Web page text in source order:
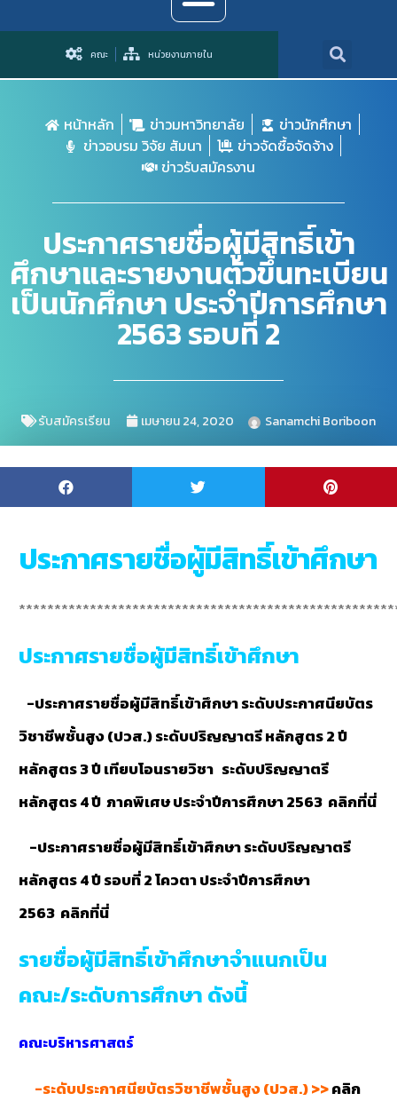
คณะ หน่วยงานภายใน
หน้าหลัก ข่าวมหาวิทยาลัย
ข่าวนักศึกษา
ข่าวอบรม วิจัย สัมนา
ข่าวจัดซื้อจัดจ้าง
ข่าวรับสมัครงาน
ประกาศรายชื่อผู้มีสิทธิ์เข้า
ศึกษาและรายงานตัวขึ้นทะเบียน
เป็นนักศึกษา ประจำปีการศึกษา
2563 รอบที่ 2
รับสมัครเรียน เมษายน 24, 2020 Sanamchi Boriboon
ประกาศรายชื่อผู้มีสิทธิ์เข้าศึกษา
ประกาศรายชื่อผู้มีสิทธิ์เข้าศึกษา
-ประกาศรายชื่อผู้มีสิทธิ์เข้าศึกษา ระดับประกาศนียบัตร
วิชาชีพชั้นสูง (ปวส.) ระดับปริญญาตรี หลักสูตร 2 ปี
หลักสูตร 3 ปี เทียบโอนรายวิชา ระดับปริญญาตรี
หลักสูตร 4 ปี ภาคพิเศษ ประจำปีการศึกษา 2563 คลิกที่นี่
-ประกาศรายชื่อผู้มีสิทธิ์เข้าศึกษา ระดับปริญญาตรี
หลักสูตร 4 ปี รอบที่ 2 โควตา ประจำปีการศึกษา
2563 คลิกที่นี่
รายชื่อผู้มีสิทธิ์เข้าศึกษาจำแนกเป็น
คณะ/ระดับการศึกษา ดังนี้
คณะบริหารศาสตร์
-ระดับประกาศนียบัตรวิชาชีพชั้นสูง (ปวส.) >>คลิก